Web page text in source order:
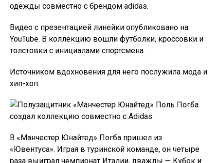
одежды совместно с брендом adidas.
Видео с презентацией линейки опубликовано на
YouTube. В коллекцию вошли футболки, кроссовки и
толстовки с инициалами спортсмена.
Источником вдохновения для него послужила мода и
хип-хоп.
В «Манчестер Юнайтед» Погба пришел из
«Ювентуса». Играя в туринской команде, он четыре
раза выиграл чемпионат Италии, дважды — Кубок и